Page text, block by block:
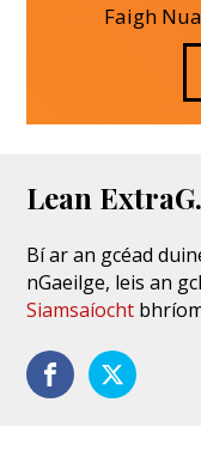
Faigh
Lean
Bí ar an gcéad
nGaeilge, leis an
Siamsaíocht